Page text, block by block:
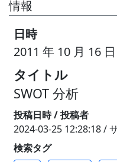
情報
日時
2011 年 10 月 16 日
タイトル
SWOT 分析
投稿日時 / 投稿者
2024-03-25 12:28:18 /
検索タグ